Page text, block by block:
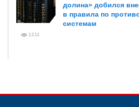
долина» добился
в правила по
системам
1211